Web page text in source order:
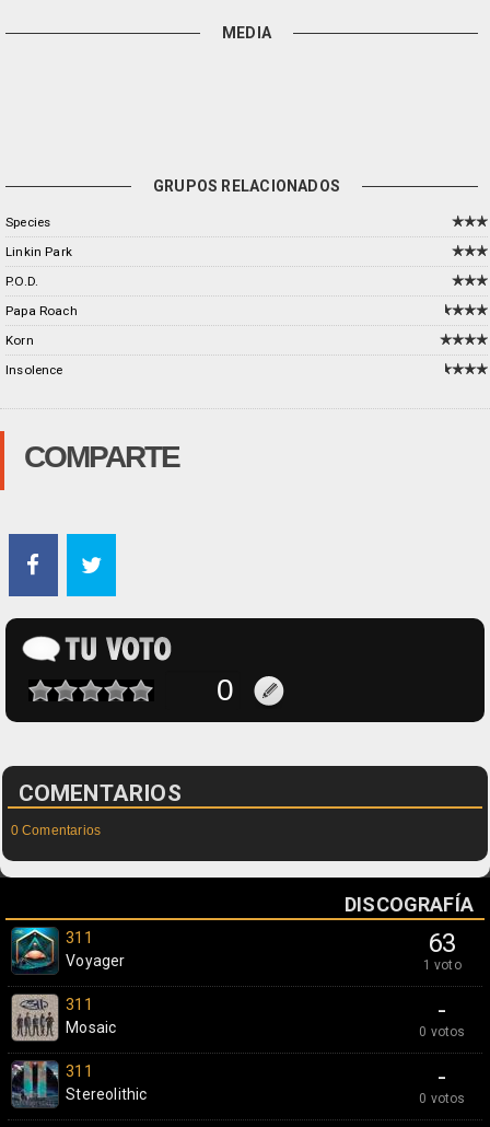
MEDIA
GRUPOS RELACIONADOS
Species
Linkin Park
P.O.D.
Papa Roach
Korn
Insolence
COMPARTE
COMENTARIOS
0 Comentarios
DISCOGRAFÍA
63
1 voto
311
Voyager
-
0 votos
311
Mosaic
-
0 votos
311
Stereolithic